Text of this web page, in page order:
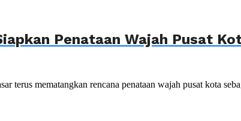
Penataan Wajah Pusat
terus mematangkan rencana penataan wajah pusat kota